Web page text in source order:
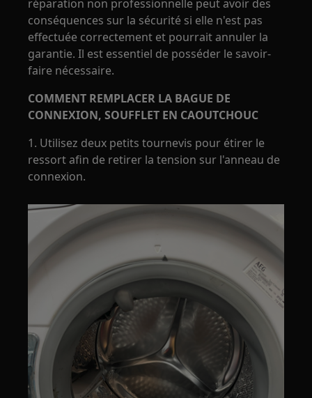
réparation non professionnelle peut avoir des
conséquences sur la sécurité si elle n'est pas
effectuée correctement et pourrait annuler la
garantie. Il est essentiel de posséder le savoir-
faire nécessaire.
COMMENT REMPLACER LA BAGUE DE
CONNEXION, SOUFFLET EN CAOUTCHOUC
1. Utilisez deux petits tournevis pour étirer le
ressort afin de retirer la tension sur l'anneau de
connexion.